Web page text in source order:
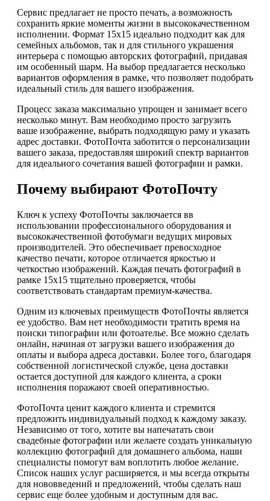
Сервис предлагает не просто печать, а возможность
сохранить яркие моменты жизни в высококачественном
исполнении. Формат 15х15 идеально подходит как для
семейных альбомов, так и для стильного украшения
интерьера с помощью авторских фотографий, придавая
им особенный шарм. На выбор предлагается несколько
вариантов оформления в рамке, что позволяет подобрать
идеальный стиль для вашего изображения.
Процесс заказа максимально упрощен и занимает всего
несколько минут. Вам необходимо просто загрузить
ваше изображение, выбрать подходящую раму и указать
адрес доставки. ФотоПочта заботится о персонализации
вашего заказа, предоставляя широкий спектр вариантов
для идеального сочетания вашей фотографии и рамки.
Почему выбирают ФотоПочту
Ключ к успеху ФотоПочты заключается вв
использовании профессионального оборудования и
высококачественной фотобумаги ведущих мировых
производителей. Это обеспечивает превосходное
качество печати, которое отличается яркостью и
четкостью изображений. Каждая печать фотографий в
рамке 15х15 тщательно проверяется, чтобы
соответствовать стандартам премиум-качества.
Одним из ключевых преимуществ ФотоПочты является
ее удобство. Вам нет необходимости тратить время на
поиски типографии или фотоателье. Все можно сделать
онлайн, начиная от загрузки вашего изображения до
оплаты и выбора адреса доставки. Более того, благодаря
собственной логистической службе, цена доставки
остается доступной для каждого клиента, а сроки
исполнения поражают своей оперативностью.
ФотоПочта ценит каждого клиента и стремится
предложить индивидуальный подход к каждому заказу.
Независимо от того, хотите вы напечатать свои
свадебные фотографии или желаете создать уникальную
коллекцию фотографий для домашнего альбома, наши
специалисты помогут вам воплотить любое желание.
Список наших услуг расширяется, и мы всегда открыты
для нововведений и предложений, чтобы сделать наш
сервис еще более удобным и доступным для вас.